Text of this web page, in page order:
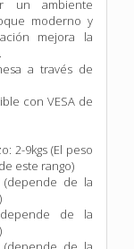
un ambiente
moderno y
mejora la
a través de
con VESA de
2-9kgs (El peso
este rango)
(depende de la
de la